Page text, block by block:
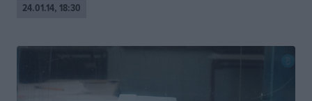
24.01.14, 18:30